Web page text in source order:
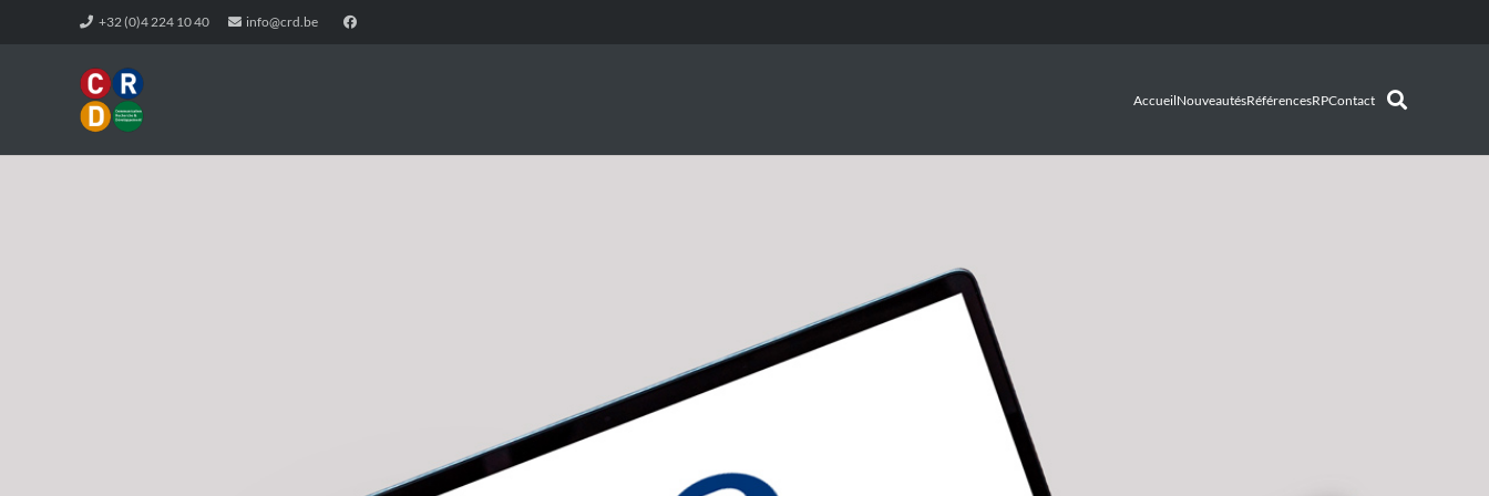
+32 (0)4 224 10 40 info@crd.be
AccueilNouveautésRéférencesRPContact